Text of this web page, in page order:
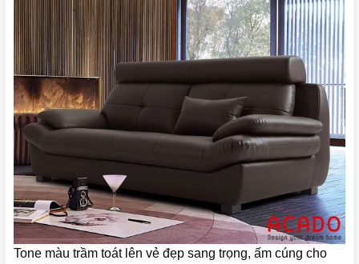
Tone màu trầm toát lên vẻ đẹp sang trọng, ấm cúng cho